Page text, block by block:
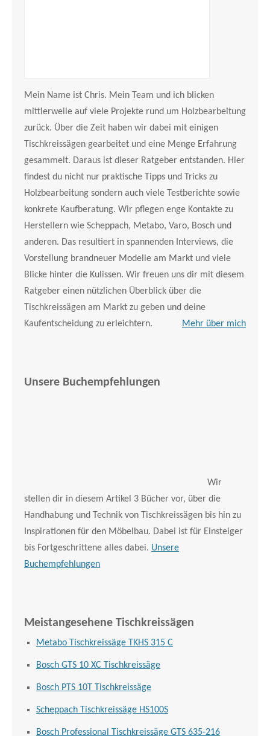
Mein Name ist Chris. Mein Team und ich blicken
mittlerweile auf viele Projekte rund um Holzbearbeitung
zurück. Über die Zeit haben wir dabei mit einigen
Tischkreissägen gearbeitet und eine Menge Erfahrung
gesammelt. Daraus ist dieser Ratgeber entstanden. Hier
findest du nicht nur praktische Tipps und Tricks zu
Holzbearbeitung sondern auch viele Testberichte sowie
konkrete Kaufberatung. Wir pflegen enge Kontakte zu
Herstellern wie Scheppach, Metabo, Varo, Bosch und
anderen. Das resultiert in spannenden Interviews, die
Vorstellung brandneuer Modelle am Markt und viele
Blicke hinter die Kulissen. Wir freuen uns dir mit diesem
Ratgeber einen nützlichen Überblick über die
Tischkreissägen am Markt zu geben und deine
Kaufentscheidung zu erleichtern.
Mehr über mich
Unsere Buchempfehlungen
Wir
stellen dir in diesem Artikel 3 Bücher vor, über die
Handhabung und Technik von Tischkreissägen bis hin zu
Inspirationen für den Möbelbau. Dabei ist für Einsteiger
bis Fortgeschrittene alles dabei. Unsere
Buchempfehlungen
Meistangesehene Tischkreissägen
Metabo Tischkreissäge TKHS 315 C
Bosch GTS 10 XC Tischkreissäge
Bosch PTS 10T Tischkreissäge
Scheppach Tischkreissäge HS100S
Bosch Professional Tischkreissäge GTS 635-216